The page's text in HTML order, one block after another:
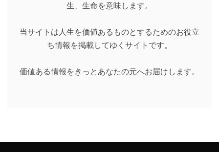
生、生命を意味します。
当サイトは人生を価値あるものとするためのお役立
ち情報を掲載してゆくサイトです。
価値ある情報をきっとあなたの元へお届けします。